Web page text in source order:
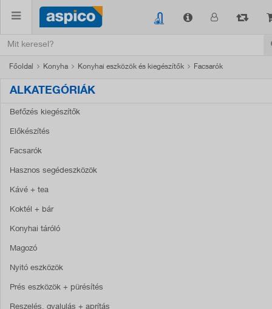
Főoldal Konyha Konyhai eszközök és kiegészítők Facsarók
ALKATEGÓRIÁK
Befőzés kiegészítők
Előkészítés
Facsarók
Hasznos segédeszközök
Kávé + tea
Koktél + bár
Konyhai táróló
Magozó
Nyitó eszközök
Prés eszközök + pürésítés